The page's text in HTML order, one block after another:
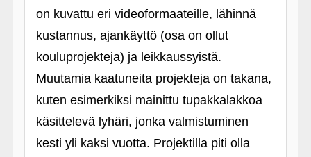
on kuvattu eri videoformaateille, lähinnä
kustannus, ajankäyttö (osa on ollut
kouluprojekteja) ja leikkaussyistä.
Muutamia kaatuneita projekteja on takana,
kuten esimerkiksi mainittu tupakkalakkoa
käsittelevä lyhäri, jonka valmistuminen
kesti yli kaksi vuotta. Projektilla piti olla